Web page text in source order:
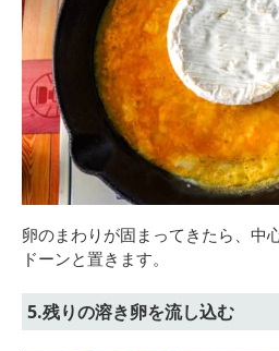
卵のまわりが固まってきたら、中
ドーンと置きます。
5.残りの溶き卵を流し込む